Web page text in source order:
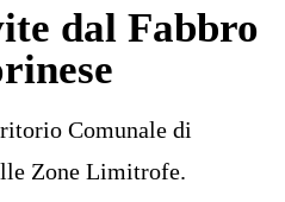
dal Fabbro
Comunale di
Zone Limitrofe.